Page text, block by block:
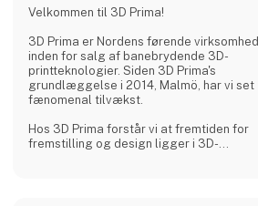
Velkommen til 3D Prima!
3D Prima er Nordens førende virksomhed
inden for salg af banebrydende 3D-
printteknologier. Siden 3D Prima's
grundlæggelse i 2014, Malmö, har vi set
fænomenal tilvækst.
Hos 3D Prima forstår vi at fremtiden for
fremstilling og design ligger i 3D-